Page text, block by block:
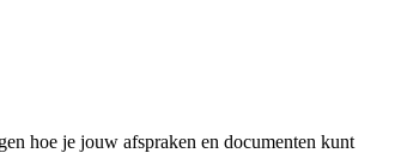
hoe je jouw afspraken en documenten kunt